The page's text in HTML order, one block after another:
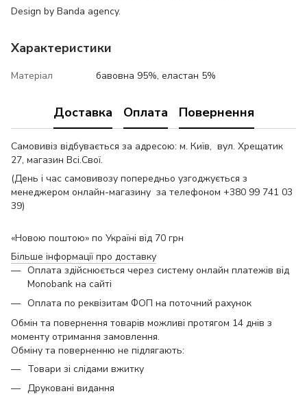
Design by Banda agency.
Характеристики
Матеріал бавовна 95%, еластан 5%
Доставка Оплата Повернення
Самовивіз відбувається за адресою: м. Київ, вул. Хрещатик
27, магазин Всі.Свої.
(День і час самовивозу попередньо узгоджується з
менеджером онлайн-магазину за телефоном +380 99 741 03
39)
«Новою поштою» по Україні від 70 грн
Більше інформації про доставку
Оплата здійснюється через систему онлайн платежів від
Monobank на сайті
Оплата по реквізитам ФОП на поточний рахунок
Обмін та повернення товарів можливі протягом 14 днів з
моменту отримання замовлення.
Обміну та поверненню не підлягають:
Товари зі слідами вжитку
Друковані видання